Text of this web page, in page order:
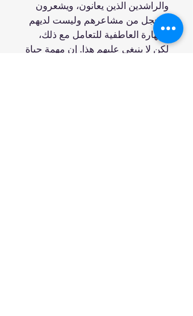
والراشدين الذين يعانون، ويشعرون
بالخجل من مشاعرهم وليست لديهم
المهارة العاطفية للتعامل مع ذلك،
لكن لا ينبغي عليهم هذا. إن مهمة حياة